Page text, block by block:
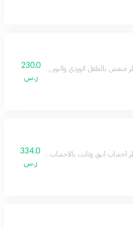
منعش بالفلفل الوردي والتوبي روز مع المسك
230.0
ر.س
أخشاب أنيق وثابت بالأخشاب البيضاء يمنح
334.0
ر.س